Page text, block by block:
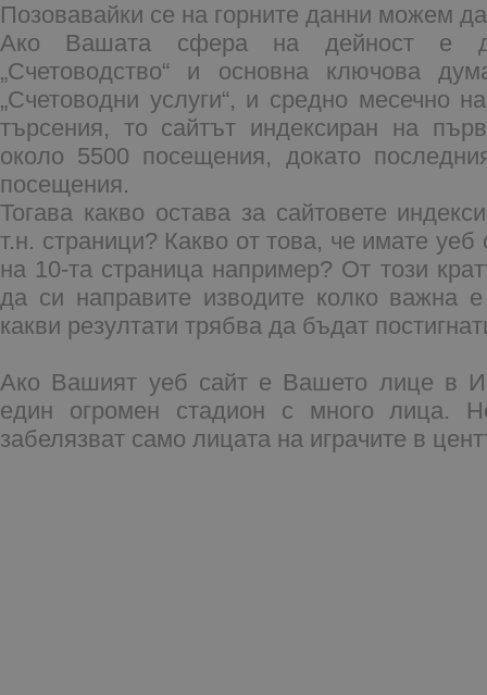
Позовавайки се на горните данни можем
Ако Вашата сфера на дейност е
„Счетоводство“ и основна ключова
„Счетоводни услуги“, и средно месечно
търсения, то сайтът индексиран на
около 5500 посещения, докато
посещения.
Тогава какво остава за сайтовете
т.н. страници? Какво от това, че имате уеб
на 10-та страница например? От този
да си направите изводите колко важна
какви резултати трябва да бъдат
Ако Вашият уеб сайт е Вашето лице в
един огромен стадион с много лица.
забелязват само лицата на играчите в